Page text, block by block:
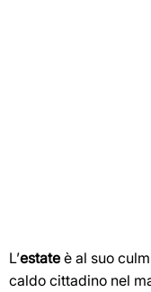
L’estate è al suo
caldo cittadino nel